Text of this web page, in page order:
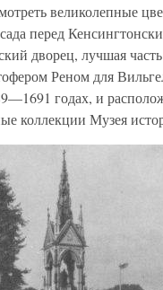
великолепные
перед
дворец, лучшая
Реном для
годах, и
коллекции Музея